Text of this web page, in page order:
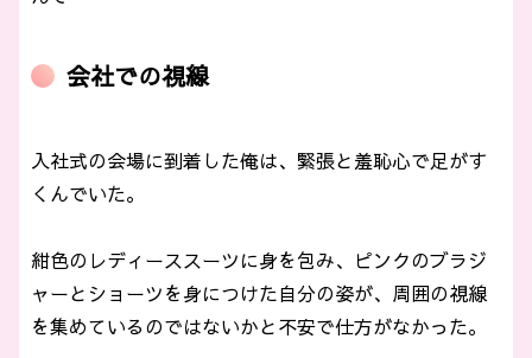
会社での視線
入社式の会場に到着した俺は、緊張と羞恥心で足がす
くんでいた。
紺色のレディーススーツに身を包み、ピンクのブラジ
ャーとショーツを身につけた自分の姿が、周囲の視線
を集めているのではないかと不安で仕方がなかった。